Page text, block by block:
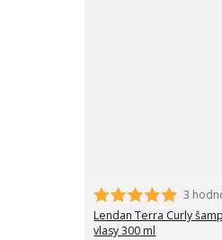
3
Lendan Terra Curly
vlasy 300 ml